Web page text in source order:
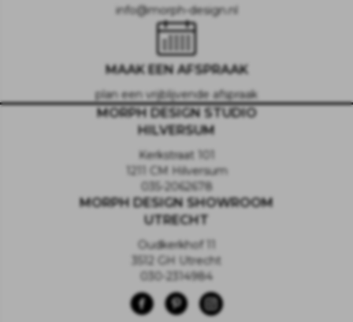
info@morph-design.nl
MAAK EEN AFSPRAAK
plan een vrijblijvende afspraak
MORPH DESIGN STUDIO
HILVERSUM
Kerkstraat 101
1211 CM Hilversum
035-2062678
MORPH DESIGN SHOWROOM
UTRECHT
Oudkerkhof 11
3512 GH Utrecht
030-2314984